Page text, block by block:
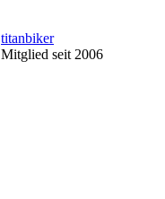
titanbiker
Mitglied seit 2006